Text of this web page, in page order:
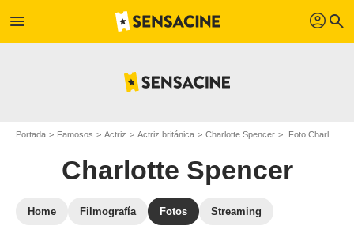
menu profil search
Portada Famosos Actriz Actriz británica Charlotte Spencer Foto Charlotte Spencer
Charlotte Spencer
Home Filmografía Fotos Streaming